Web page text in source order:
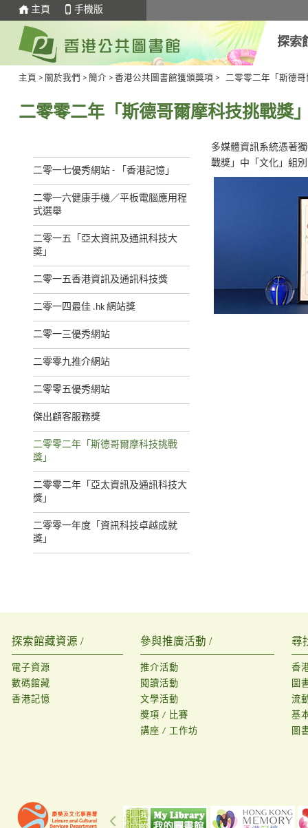
主頁 手機版
探索
主頁 > 關於我們 > 簡介 > 香港公共圖書館獲頒獎項 > 二零零二年「斯德
二零零二年「斯德哥爾摩科技挑戰獎
二零一七優秀網站 - 「香港記憶」
二零一六健康手機／平板電腦應用程
式選舉
二零一五「亞太資訊及通訊科技大
奬」
二零一五香港資訊及通訊科技獎
二零一四最佳 .hk 網站獎
二零一三優秀網站
二零零九推介網站
二零零五優秀網站
傑出顧客服務獎
二零零二年「斯德哥爾摩科技挑戰
獎」
二零零二年「亞太資訊及通訊科技大
獎」
二零零一年度「資訊科技卓越成就
獎」
多媒體資訊系統憑著
戰獎」中「文化」組
探索館藏資源 /
電子資源
數碼館藏
香港記憶
參與推廣活動 /
推介活動
閱讀活動
文學活動
獎項 / 比賽
講座 / 工作坊
尋
香
圖
流
基
圖